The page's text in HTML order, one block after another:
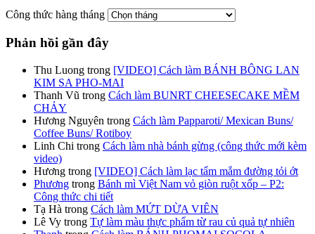
Công thức hàng tháng
Phản hồi gần đây
Thu Luong trong [VIDEO] Cách làm BÁNH BÔNG LAN
KIM SA PHO-MAI
Thanh Vũ trong Cách làm BUNRT CHEESECAKE MỀM
CHẢY
Hương Nguyên trong Cách làm Papparoti/ Mexican Buns/
Coffee Buns/ Rotiboy
Linh Chi trong Cách làm nhà bánh gừng (công thức mới kèm
video)
Hương trong [VIDEO] Cách làm lạc tẩm mắm đường tỏi ớt
Phương trong Bánh mì Việt Nam vỏ giòn ruột xốp – P2:
Công thức chi tiết
Tạ Hà trong Cách làm MỨT DỪA VIÊN
Lê Vy trong Tự làm màu thực phẩm từ rau củ quả tự nhiên